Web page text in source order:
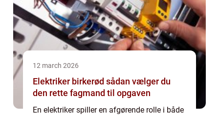
12 march 2026
Elektriker birkerød sådan vælger du
den rette fagmand til opgaven
En elektriker spiller en afgørende rolle i både